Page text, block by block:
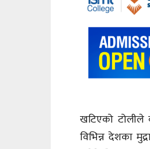
खटिएको टोलीले
विभिन्न देशका